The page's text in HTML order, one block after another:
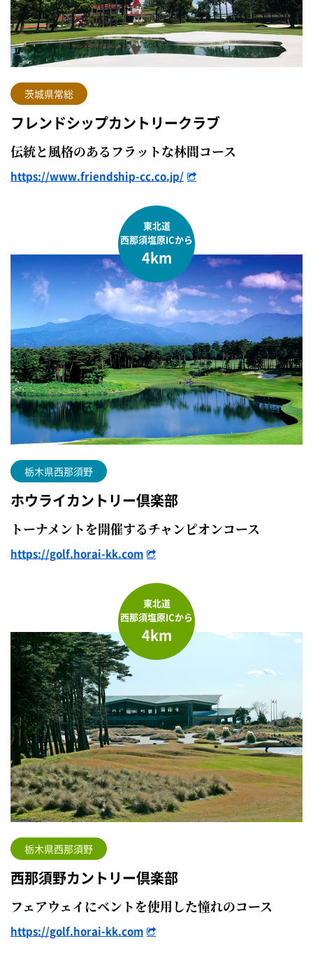
茨城県常総
フレンドシップカントリークラブ
伝統と風格のあるフラットな林間コース
https://www.friendship-cc.co.jp/
東北道
西那須塩原ICから
4km
栃木県西那須野
ホウライカントリー倶楽部
トーナメントを開催するチャンピオンコース
https://golf.horai-kk.com
東北道
西那須塩原ICから
4km
栃木県西那須野
西那須野カントリー倶楽部
フェアウェイにベントを使用した憧れのコース
https://golf.horai-kk.com